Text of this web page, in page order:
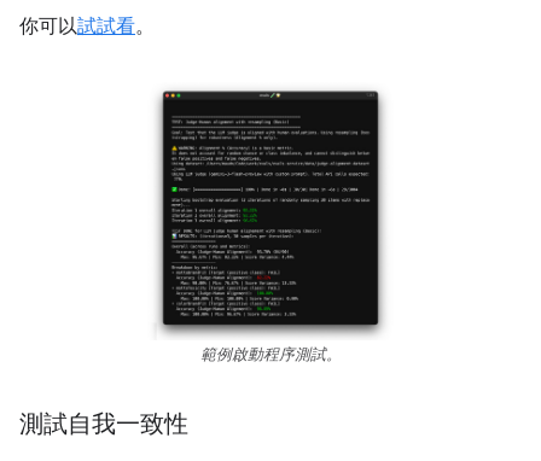
你可以試試看。
範例啟動程序測試。
測試自我一致性